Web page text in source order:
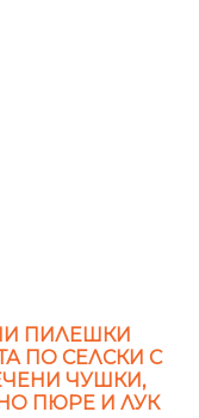
ПИЛЕШКИ
ПО СЕЛСКИ С
ЧУШКИ,
ПЮРЕ И ЛУК